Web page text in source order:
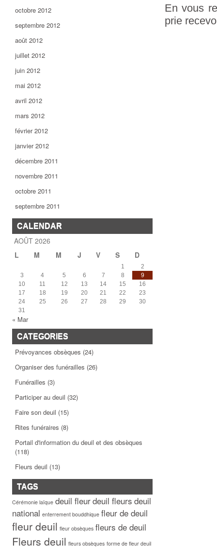
octobre 2012
septembre 2012
août 2012
juillet 2012
juin 2012
mai 2012
avril 2012
mars 2012
février 2012
janvier 2012
décembre 2011
novembre 2011
octobre 2011
septembre 2011
CALENDAR
AOÛT 2026
L
M M J V S D
1
2
3
4 5 6 7 8
9
10
11 12 13 14 15
16
17
18 19 20 21 22
23
24
25 26 27 28 29
30
31
« Mar
CATEGORIES
Prévoyances obsèques (24)
Organiser des funérailles (26)
Funérailles (3)
Participer au deuil (32)
Faire son deuil (15)
Rites funéraires (8)
Portail d'information du deuil et des obsèques
(118)
Fleurs deuil (13)
TAGS
Cérémonie laïque deuil fleurdeuil fleurs deuil
national enterrement bouddhique fleur de deuil
fleur deuil fleur obsèques fleurs de deuil
Fleurs deuil fleurs obsèques forme de fleur deuil
En vous
prie